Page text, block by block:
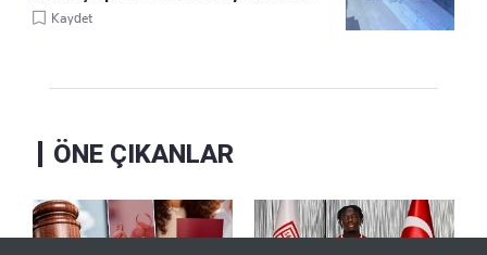
Kaydet
ÖNE ÇIKANLAR